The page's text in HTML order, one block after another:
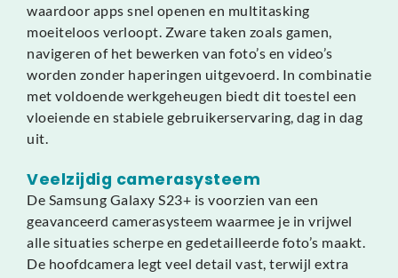
waardoor apps snel openen en multitasking
moeiteloos verloopt. Zware taken zoals gamen,
navigeren of het bewerken van foto’s en video’s
worden zonder haperingen uitgevoerd. In combinatie
met voldoende werkgeheugen biedt dit toestel een
vloeiende en stabiele gebruikerservaring, dag in dag
uit.
Veelzijdig camerasysteem
De Samsung Galaxy S23+ is voorzien van een
geavanceerd camerasysteem waarmee je in vrijwel
alle situaties scherpe en gedetailleerde foto’s maakt.
De hoofdcamera legt veel detail vast, terwijl extra